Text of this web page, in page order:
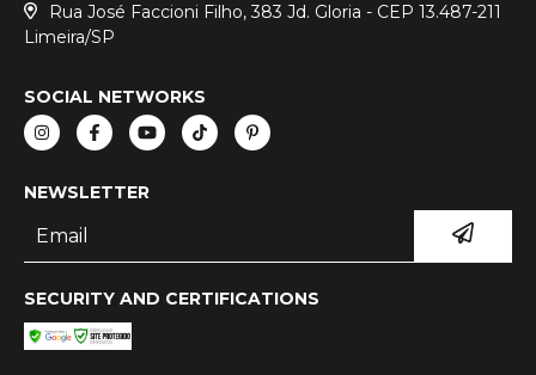
Rua José Faccioni Filho, 383 Jd. Gloria - CEP 13.487-211
Limeira/SP
SOCIAL NETWORKS
NEWSLETTER
SECURITY AND CERTIFICATIONS